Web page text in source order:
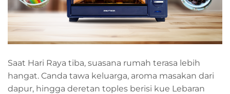
Saat Hari Raya tiba, suasana rumah terasa lebih
hangat. Canda tawa keluarga, aroma masakan dari
dapur, hingga deretan toples berisi kue Lebaran